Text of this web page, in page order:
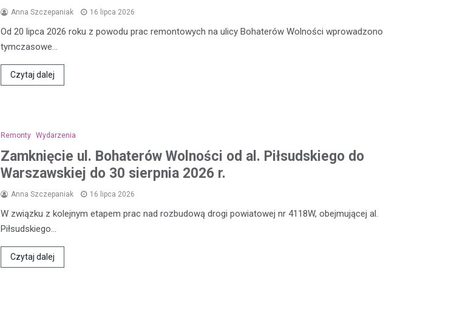
Anna Szczepaniak 16 lipca 2026
Od 20 lipca 2026 roku z powodu prac remontowych na ulicy Bohaterów Wolności wprowadzono
tymczasowe…
Czytaj dalej
Remonty Wydarzenia
Zamknięcie ul. Bohaterów Wolności od al. Piłsudskiego do
Warszawskiej do 30 sierpnia 2026 r.
Anna Szczepaniak 16 lipca 2026
W związku z kolejnym etapem prac nad rozbudową drogi powiatowej nr 4118W, obejmującej al.
Piłsudskiego…
Czytaj dalej